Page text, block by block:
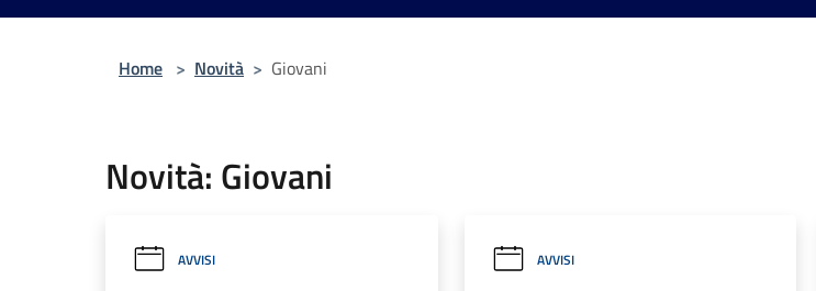
Home > Novità > Giovani
Novità: Giovani
AVVISI AVVISI